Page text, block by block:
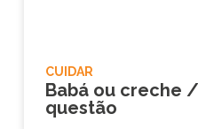
CUIDAR
Babá ou creche
questão